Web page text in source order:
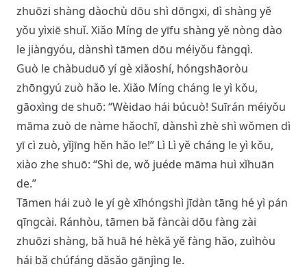
zhuōzi shàng dàochù dōu shì dōngxi, dì shàng yě
yǒu yìxiē shuǐ. Xiǎo Míng de yīfu shàng yě nòng dào
le jiàngyóu, dànshì tāmen dōu méiyǒu fàngqì.
Guò le chàbuduō yí gè xiǎoshí, hóngshāoròu
zhōngyú zuò hǎo le. Xiǎo Míng cháng le yì kǒu,
gāoxìng de shuō: “Wèidao hái búcuò! Suīrán méiyǒu
māma zuò de nàme hǎochī, dànshì zhè shì wǒmen dì
yī cì zuò, yǐjīng hěn hǎo le!” Lì Lì yě cháng le yì kǒu,
xiào zhe shuō: “Shì de, wǒ juéde māma huì xǐhuān
de.”
Tāmen hái zuò le yí gè xīhóngshì jīdàn tāng hé yì pán
qīngcài. Ránhòu, tāmen bǎ fàncài dōu fàng zài
zhuōzi shàng, bǎ huā hé hèkǎ yě fàng hǎo, zuìhòu
hái bǎ chúfáng dǎsǎo gānjìng le.